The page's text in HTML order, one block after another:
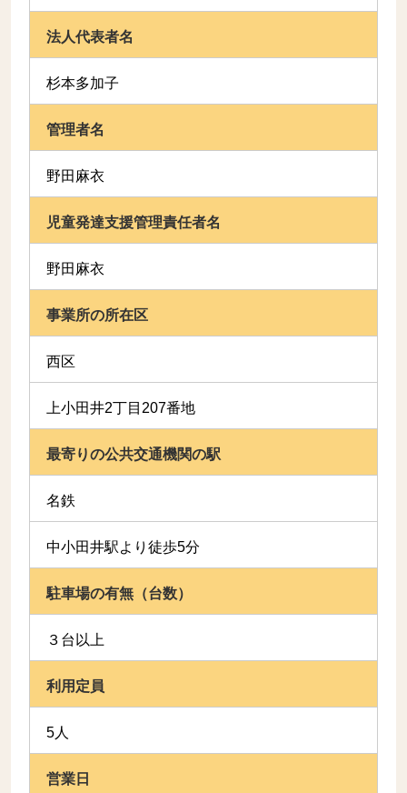
法人代表者名
杉本多加子
管理者名
野田麻衣
児童発達支援管理責任者名
野田麻衣
事業所の所在区
西区
上小田井2丁目207番地
最寄りの公共交通機関の駅
名鉄
中小田井駅より徒歩5分
駐車場の有無（台数）
３台以上
利用定員
5人
営業日